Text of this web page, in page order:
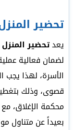
تحضير
يعدتحضير
لضمان فعالية
الأسرة، لهذا يجب
قصوى، وذلك
محكمة الإغلاق،
بعيداً عن متناول